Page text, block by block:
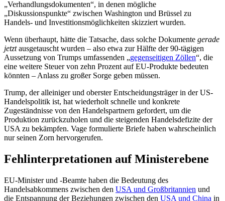
„Verhandlungsdokumenten“, in denen mögliche
„Diskussionspunkte“ zwischen Washington und Brüssel zu
Handels- und Investitionsmöglichkeiten skizziert wurden.
Wenn überhaupt, hätte die Tatsache, dass solche Dokumente gerade
jetztausgetauscht wurden – also etwa zur Hälfte der 90-tägigen
Aussetzung von Trumps umfassenden „gegenseitigen Zöllen“, die
eine weitere Steuer von zehn Prozent auf EU-Produkte bedeuten
könnten – Anlass zu großer Sorge geben müssen.
Trump, der alleiniger und oberster Entscheidungsträger in der US-
Handelspolitik ist, hat wiederholt schnelle und konkrete
Zugeständnisse von den Handelspartnern gefordert, um die
Produktion zurückzuholen und die steigenden Handelsdefizite der
USA zu bekämpfen. Vage formulierte Briefe haben wahrscheinlich
nur seinen Zorn hervorgerufen.
Fehlinterpretationen auf Ministerebene
EU-Minister und -Beamte haben die Bedeutung des
Handelsabkommens zwischen den USA und Großbritannien und
die Entspannung der Beziehungen zwischen den USA und China in